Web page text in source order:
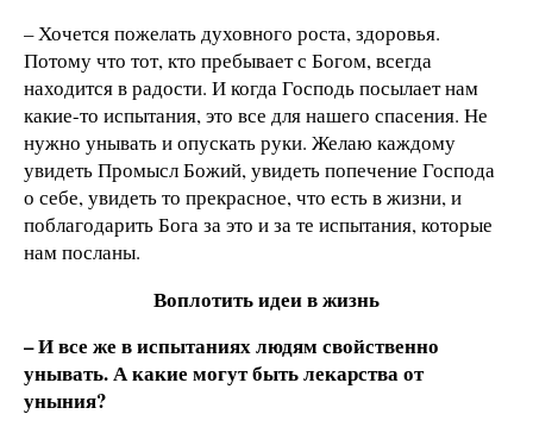
– Хочется пожелать духовного роста, здоровья.
Потому что тот, кто пребывает с Богом, всегда
находится в радости. И когда Господь посылает нам
какие-то испытания, это все для нашего спасения. Не
нужно унывать и опускать руки. Желаю каждому
увидеть Промысл Божий, увидеть попечение Господа
о себе, увидеть то прекрасное, что есть в жизни, и
поблагодарить Бога за это и за те испытания, которые
нам посланы.
Воплотить идеи в жизнь
– И все же в испытаниях людям свойственно
унывать. А какие могут быть лекарства от
уныния?